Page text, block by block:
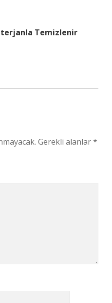
Temizlenir
Gerekli alanlar*